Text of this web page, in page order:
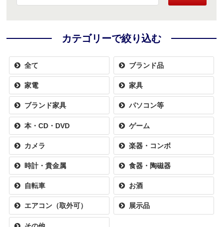
カテゴリーで絞り込む
全て ブランド品
家電 家具
ブランド家具 パソコン等
本・CD・DVD ゲーム
カメラ 楽器・コンボ
時計・貴金属 食器・陶磁器
自転車 お酒
エアコン（取外可） 展示品